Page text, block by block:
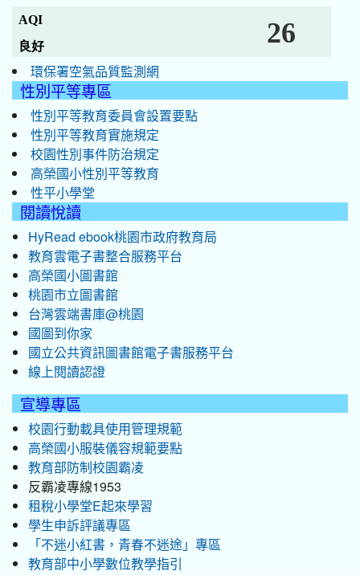
環保署空氣品質監測網
性別平等專區
性別平等教育委員會設置要點
性別平等教育實施規定
校園性別事件防治規定
高榮國小性別平等教育
性平小學堂
閱讀悅讀
HyRead ebook桃園市政府教育局
教育雲電子書整合服務平台
高榮國小圖書館
桃園市立圖書館
台灣雲端書庫@桃園
國圖到你家
國立公共資訊圖書館電子書服務平台
線上閱讀認證
宣導專區
校園行動載具使用管理規範
高榮國小服裝儀容規範要點
教育部防制校園霸凌
反霸凌專線1953
租稅小學堂E起來學習
學生申訴評議專區
「不迷小紅書，青春不迷途」專區
教育部中小學數位教學指引